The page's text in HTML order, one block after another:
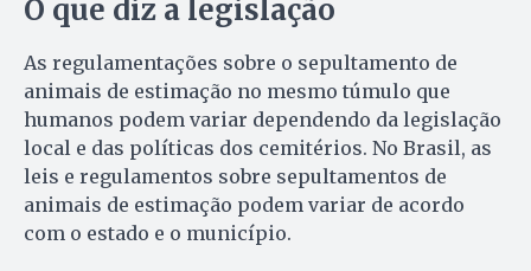
O que diz a legislação
As regulamentações sobre o sepultamento de
animais de estimação no mesmo túmulo que
humanos podem variar dependendo da legislação
local e das políticas dos cemitérios. No Brasil, as
leis e regulamentos sobre sepultamentos de
animais de estimação podem variar de acordo
com o estado e o município.